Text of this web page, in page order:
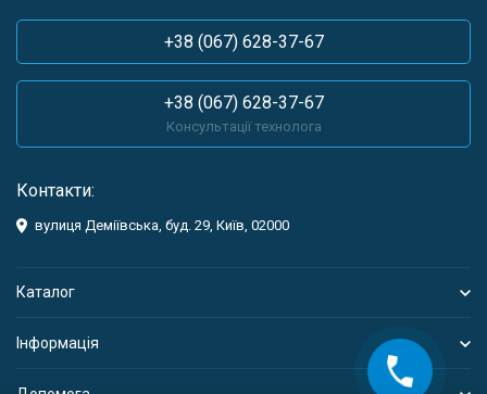
+38 (067) 628-37-67
+38 (067) 628-37-67
Консультації технолога
Контакти:
вулиця Деміївська, буд. 29, Київ, 02000
Каталог
Інформація